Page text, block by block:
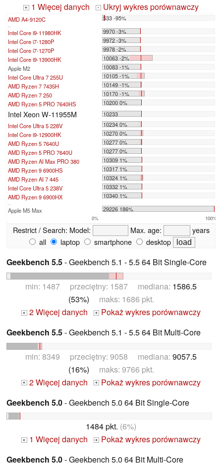
+ 1 Więcej danych - Ukryj wykres porównawczy
AMD A4-9120C 533 -95%
...
Intel Core i9-11980HK
9970 -3%
Intel Core i7-1280P
9972 -3%
Intel Core i7-1270P
9978 -2%
Intel Core i9-13900HK
10063 -2%
Apple M2
10083 -1%
Intel Core Ultra 7 255U
10105 -1%
AMD Ryzen 7 7435H
10149 -1%
AMD Ryzen 7 250
10170 -1%
AMD Ryzen 5 PRO 7640HS
10200 0%
Intel Xeon W-11955M
10233
Intel Core Ultra 5 228V
10234 0%
Intel Core i9-12900HK
10270 0%
AMD Ryzen 5 7640U
10277 0%
AMD Ryzen 5 PRO 7640U
10277 0%
AMD Ryzen AI Max PRO 380
10309 1%
AMD Ryzen 9 6900HS
10317 1%
AMD Ryzen AI 7 445
10324 1%
Intel Core Ultra 5 238V
10332 1%
AMD Ryzen 9 6900HX
10340 1%
...
Apple M5 Max 29226 186%
0% 100%
Restrict / Search: Model: Max. age:
years
all
laptop smartphone desktop
Geekbench 5.5- Geekbench 5.1 - 5.5 64 Bit Single-Core
min: 1487 przeciętny: 1587 mediana: 1586.5
(53%) maks: 1686 pkt.
+ 2 Więcej danych +
Pokaż wykres porównawczy
Geekbench 5.5- Geekbench 5.1 - 5.5 64 Bit Multi-Core
min: 8349 przeciętny: 9058 mediana: 9057.5
(16%) maks: 9766 pkt.
+ 2 Więcej danych +
Pokaż wykres porównawczy
Geekbench 5.0- Geekbench 5.0 64 Bit Single-Core
1484 pkt. (6%)
+ 1 Więcej danych +
Pokaż wykres porównawczy
Geekbench 5.0- Geekbench 5.0 64 Bit Multi-Core